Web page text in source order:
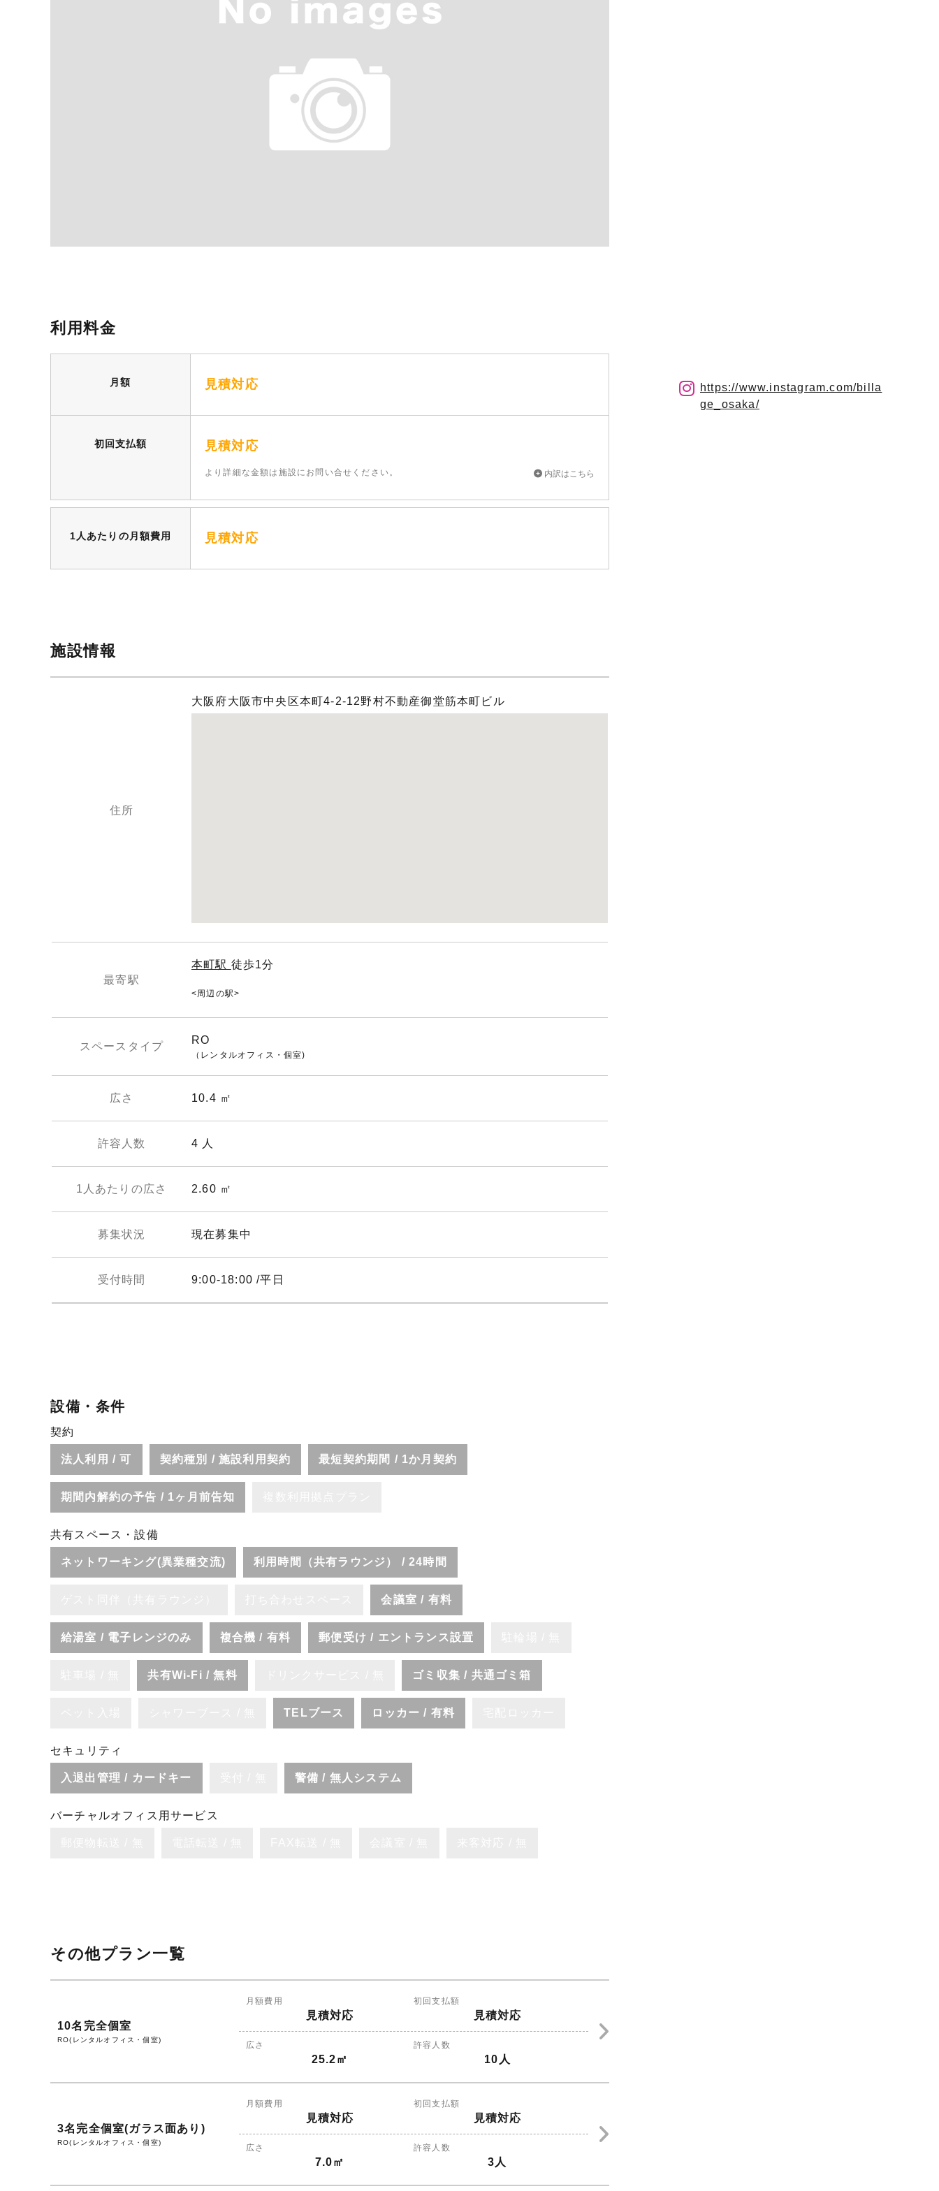
利用料金
月額 見積対応
初回支払額 見積対応
より詳細な⾦額は施設にお問い合せください。 内訳はこちら
1人あたりの月額費用 見積対応
施設情報
住所
大阪府大阪市中央区本町4-2-12野村不動産御堂筋本町ビル
最寄駅
本町駅 徒歩1分
周辺の駅
スペースタイプ
RO
（レンタルオフィス・個室)
広さ 10.4 ㎡
許容人数 4 人
1人あたりの広さ 2.60 ㎡
募集状況 現在募集中
受付時間 9:00-18:00 /平日
設備・条件
契約
法人利用 / 可 契約種別 / 施設利用契約 最短契約期間 / 1か月契約
期間内解約の予告 / 1ヶ月前告知
共有スペース・設備
ネットワーキング(異業種交流) 利用時間（共有ラウンジ） / 24時間
会議室 / 有料
給湯室 / 電子レンジのみ 複合機 / 有料 郵便受け / エントランス設置
共有Wi-Fi / 無料 ゴミ収集 / 共通ゴミ箱
TELブース ロッカー / 有料
セキュリティ
入退出管理 / カードキー 警備 / 無人システム
バーチャルオフィス用サービス
その他プラン一覧
10名完全個室
RO(レンタルオフィス・個室)
月額費用
見積対応
初回支払額
見積対応
広さ
25.2㎡
許容人数
10人
3名完全個室(ガラス面あり)
RO(レンタルオフィス・個室)
月額費用
見積対応
初回支払額
見積対応
広さ
7.0㎡
許容人数
3人
https://www.instagram.com/billa
ge_osaka/